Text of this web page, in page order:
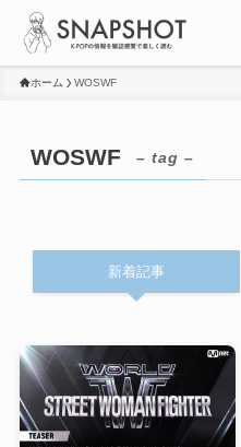
ホーム WOSWF
WOSWF – tag –
新着記事